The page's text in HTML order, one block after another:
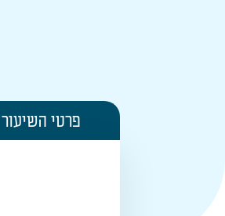
פרטי השיעור